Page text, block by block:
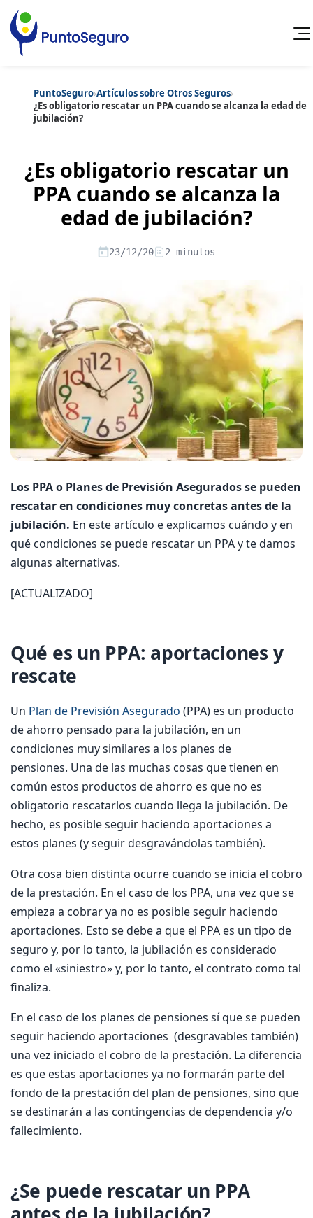
Cancelar
Artículos sobre Otros Seguros
Artículos sobre Seguros de Auto
Artículos sobre Seguros de Hogar
Artículos sobre Seguros de SaludContenido extra
Artículos sobre Convenios Colectivos
Artículos sobre Seguros de Vida Hipoteca
PuntoSeguro›Artículos sobre Otros Seguros›
¿Es obligatorio rescatar un PPA cuando se alcanza la edad de
jubilación?
¿Es obligatorio rescatar un
PPA cuando se alcanza la
edad de jubilación?
23/12/20 2 minutos
Los PPA o Planes de Previsión Asegurados se pueden
rescatar en condiciones muy concretas antes de la
jubilación. En este artículo e explicamos cuándo y en
qué condiciones se puede rescatar un PPA y te damos
algunas alternativas.
[ACTUALIZADO]
Qué es un PPA: aportaciones y
rescate
Un Plan de Previsión Asegurado (PPA) es un producto
de ahorro pensado para la jubilación, en un
condiciones muy similares a los planes de
pensiones. Una de las muchas cosas que tienen en
común estos productos de ahorro es que no es
obligatorio rescatarlos cuando llega la jubilación. De
hecho, es posible seguir haciendo aportaciones a
estos planes (y seguir desgravándolas también).
Otra cosa bien distinta ocurre cuando se inicia el cobro
de la prestación. En el caso de los PPA, una vez que se
empieza a cobrar ya no es posible seguir haciendo
aportaciones. Esto se debe a que el PPA es un tipo de
seguro y, por lo tanto, la jubilación es considerado
como el «siniestro» y, por lo tanto, el contrato como tal
finaliza.
En el caso de los planes de pensiones sí que se pueden
seguir haciendo aportaciones (desgravables también)
una vez iniciado el cobro de la prestación. La diferencia
es que estas aportaciones ya no formarán parte del
fondo de la prestación del plan de pensiones, sino que
se destinarán a las contingencias de dependencia y/o
fallecimiento.
¿Se puede rescatar un PPA